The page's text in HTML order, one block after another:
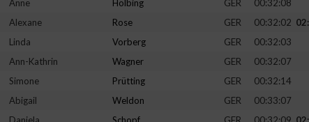
Anne Hölbing GER
00:32:08
Alexane Rose GER 00:32:02
Linda Vorberg GER
00:32:03
Ann-Kathrin Wagner GER
00:32:07
Simone Prütting GER
00:32:14
Abigail Weldon GER
00:33:07